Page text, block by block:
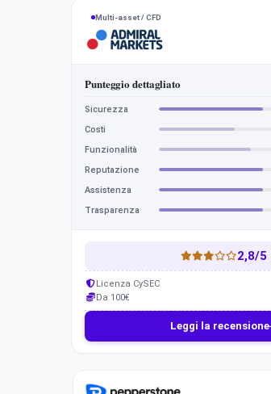
Multi-asset / CFD
A
m
r
a
l
M
r
k
e
s
Punteggio dettagliato
Sicurezza
Costi
Funzionalità
Reputazione
Assistenza
Trasparenza
2,8/5
Licenza CySEC
Da 100€
Leggi la recensione
Pepperstone